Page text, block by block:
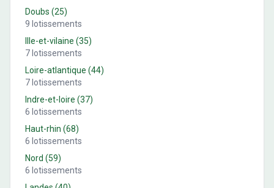
Doubs (25)
9 lotissements
Ille-et-vilaine (35)
7 lotissements
Loire-atlantique (44)
7 lotissements
Indre-et-loire (37)
6 lotissements
Haut-rhin (68)
6 lotissements
Nord (59)
6 lotissements